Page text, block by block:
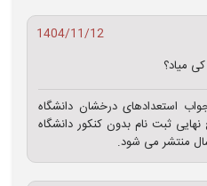
1404/11/12
میاد؟
استعدادهای درخشان دانشگاه
نهایی ثبت‌ نام بدون کنکور دانشگاه
منتشر می‌ شود.